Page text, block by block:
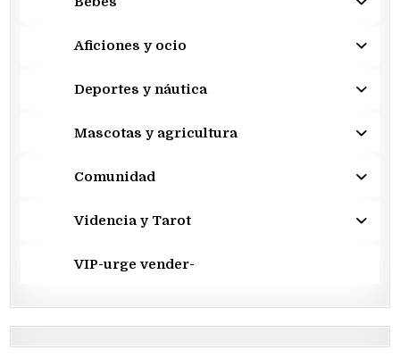
Aficiones y ocio
Deportes y náutica
Mascotas y agricultura
Comunidad
Videncia y Tarot
VIP-urge vender-